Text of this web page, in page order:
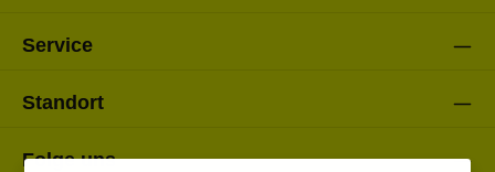
Service
Standort
Folge uns